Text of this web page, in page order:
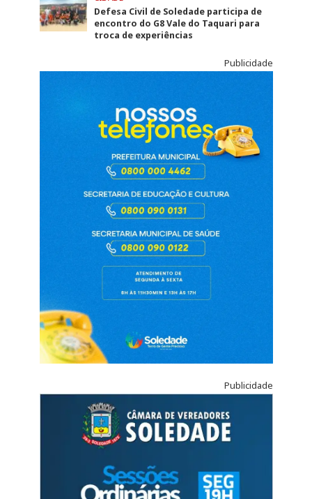
Defesa Civil de Soledade participa de
encontro do G8 Vale do Taquari para
troca de experiências
Publicidade
Publicidade